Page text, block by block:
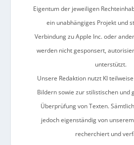
Eigentum der jeweiligen
ein unabhängiges Projekt und
Verbindung zu Apple Inc. oder
werden nicht gesponsert,
unterstützt.
Unsere Redaktion nutzt KI
Bildern sowie zur stilistischen und
Überprüfung von Texten.
jedoch eigenständig von
recherchiert und